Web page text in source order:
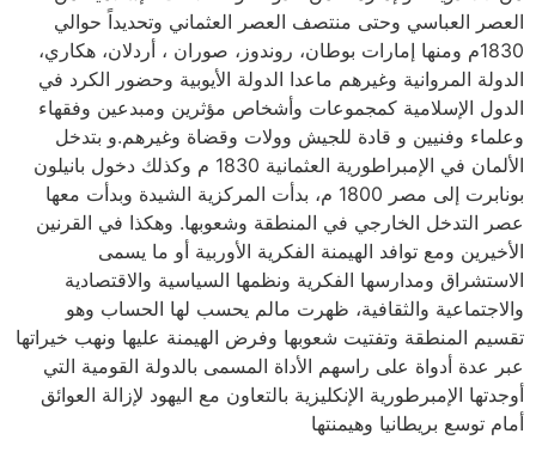
العصر العباسي وحتى منتصف العصر العثماني وتحديداً حوالي
1830م ومنها إمارات بوطان، روندوز، صوران ، أردلان، هكاري،
الدولة المروانية وغيرهم ماعدا الدولة الأيوبية وحضور الكرد في
الدول الإسلامية كمجموعات وأشخاص مؤثرين ومبدعين وفقهاء
وعلماء وفنيين و قادة للجيش وولات وقضاة وغيرهم.و بتدخل
الألمان في الإمبراطورية العثمانية 1830 م وكذلك دخول بانيلون
بونابرت إلى مصر 1800 م، بدأت المركزية الشيدة وبدأت معها
عصر التدخل الخارجي في المنطقة وشعوبها. وهكذا في القرنين
الأخيرين ومع توافد الهيمنة الفكرية الأوربية أو ما يسمى
الاستشراق ومدارسها الفكرية ونظمها السياسية والاقتصادية
والاجتماعية والثقافية، ظهرت مالم يحسب لها الحساب وهو
تقسيم المنطقة وتفتيت شعوبها وفرض الهيمنة عليها ونهب خيراتها
عبر عدة أدواة على راسهم الأداة المسمى بالدولة القومية التي
أوجدتها الإمبرطورية الإنكليزية بالتعاون مع اليهود لإزالة العوائق
أمام توسع بريطانيا وهيمنتها